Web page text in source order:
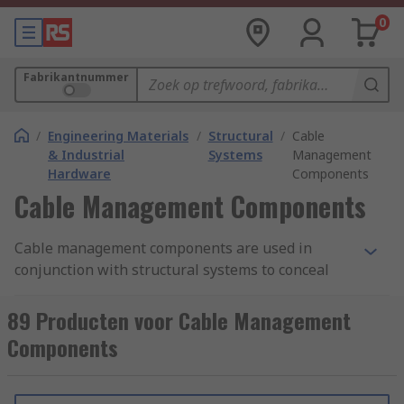
0
Fabrikantnummer
/ Engineering Materials
& Industrial
Hardware
/ Structural
Systems
/ Cable
Management
Components
Cable Management Components
Cable management components are used in
conjunction with structural systems to conceal
Structural systems can be used in various
industrial and residential applications such as
storage racking, computer stations, workbenches
these applications use power such as for
89 Producten voor Cable Management
Components